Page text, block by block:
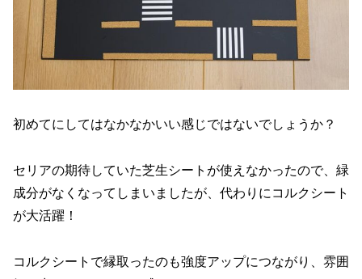
初めてにしてはなかなかいい感じではないでしょうか？
セリアの期待していた芝生シートが使えなかったので、緑
成分がなくなってしまいましたが、代わりにコルクシート
が大活躍！
コルクシートで縁取ったのも強度アップにつながり、雰囲